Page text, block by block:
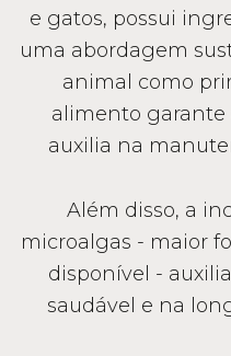
e gatos, possui
uma abordagem
animal como
alimento
auxilia na
Além disso, a
microalgas - maior
disponível -
saudável e na